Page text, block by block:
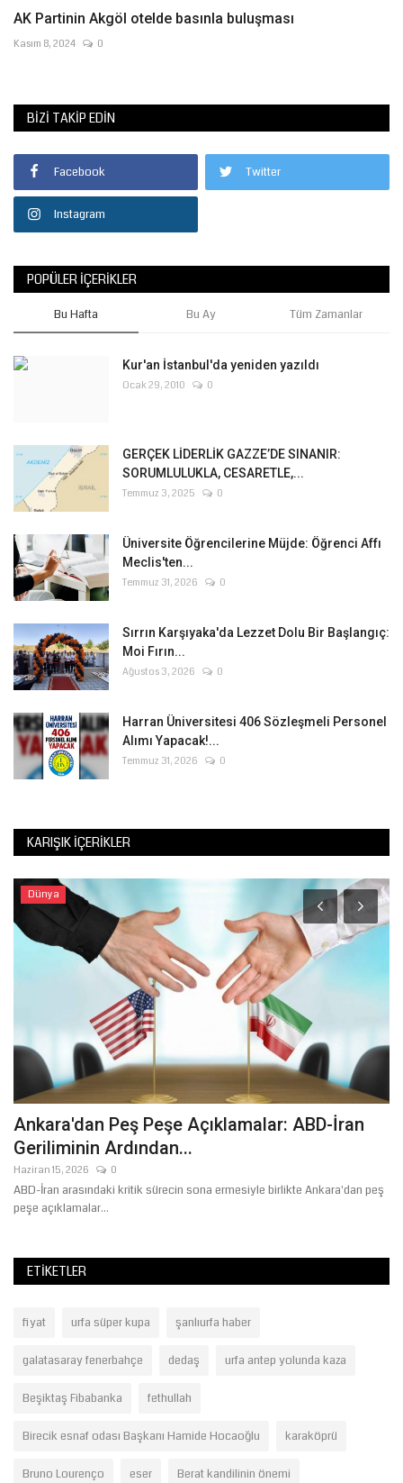
AK Partinin Akgöl otelde basınla buluşması
Kasım 8, 2024 0
BIZI TAKIP EDIN
Facebook Twitter
Instagram
POPÜLER İÇERIKLER
Bu Hafta Bu Ay Tüm Zamanlar
Kur'an İstanbul'da yeniden yazıldı
Ocak 29, 2010 0
GERÇEK LİDERLİK GAZZE’DE SINANIR:
SORUMLULUKLA, CESARETLE,...
Temmuz 3, 2025 0
Üniversite Öğrencilerine Müjde: Öğrenci Affı
Meclis'ten...
Temmuz 31, 2026 0
Sırrın Karşıyaka'da Lezzet Dolu Bir Başlangıç:
Moi Fırın...
Ağustos 3, 2026 0
Harran Üniversitesi 406 Sözleşmeli Personel
Alımı Yapacak!...
Temmuz 31, 2026 0
KARIŞIK İÇERIKLER
Dünya
Ankara'dan Peş Peşe Açıklamalar: ABD-İran
Geriliminin Ardından...
Haziran 15, 2026 0
ABD-İran arasındaki kritik sürecin sona ermesiyle birlikte Ankara'dan peş
peşe açıklamalar...
ETIKETLER
fiyat urfa süper kupa şanlıurfa haber
galatasaray fenerbahçe dedaş urfa antep yolunda kaza
Beşiktaş Fibabanka fethullah
Birecik esnaf odası Başkanı Hamide Hocaoğlu karaköprü
Bruno Lourenço eser Berat kandilinin önemi